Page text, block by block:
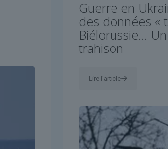
Guerre en
des données «
Biélorussie…
trahison
Lire l'article